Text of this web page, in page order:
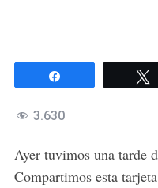
3.630
Ayer tuvimos una tarde
Compartimos esta